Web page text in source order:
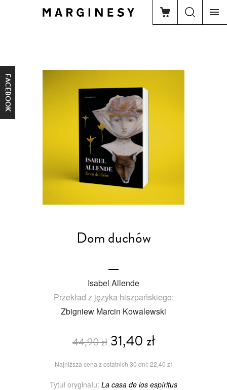
FACEBOOK
Dom duchów
Isabel Allende
Przekład z języka hiszpańskiego:
Zbigniew Marcin Kowalewski
44,90 zł31,40 zł
Najniższa cena z ostatnich 30 dni: 22,40 zł
Tytuł oryginału: La casa de los espíritus